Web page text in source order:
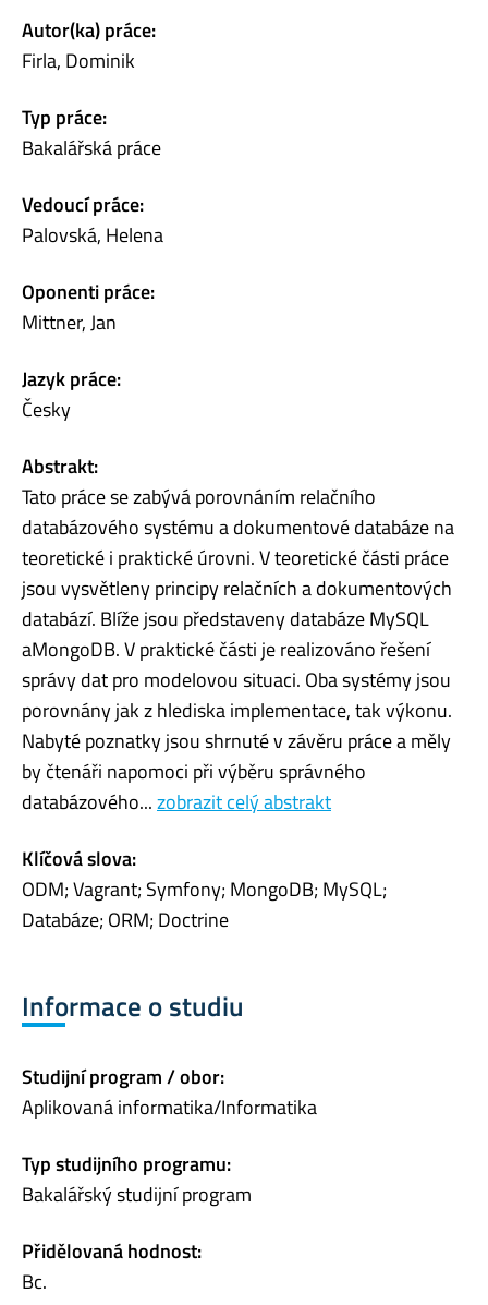
Autor(ka) práce:
Firla, Dominik
Typ práce:
Bakalářská práce
Vedoucí práce:
Palovská, Helena
Oponenti práce:
Mittner, Jan
Jazyk práce:
Česky
Abstrakt:
Tato práce se zabývá porovnáním relačního
databázového systému a dokumentové databáze na
teoretické i praktické úrovni. V teoretické části práce
jsou vysvětleny principy relačních a dokumentových
databází. Blíže jsou představeny databáze MySQL
aMongoDB. V praktické části je realizováno řešení
správy dat pro modelovou situaci. Oba systémy jsou
porovnány jak z hlediska implementace, tak výkonu.
Nabyté poznatky jsou shrnuté v závěru práce a měly
by čtenáři napomoci při výběru správného
databázového...zobrazit celý abstrakt
Klíčová slova:
ODM; Vagrant; Symfony; MongoDB; MySQL;
Databáze; ORM; Doctrine
Informace o studiu
Studijní program / obor:
Aplikovaná informatika/Informatika
Typ studijního programu:
Bakalářský studijní program
Přidělovaná hodnost:
Bc.